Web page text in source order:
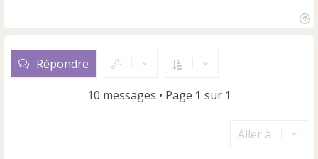
Répondre
10 messages • Page 1 sur 1
Aller à